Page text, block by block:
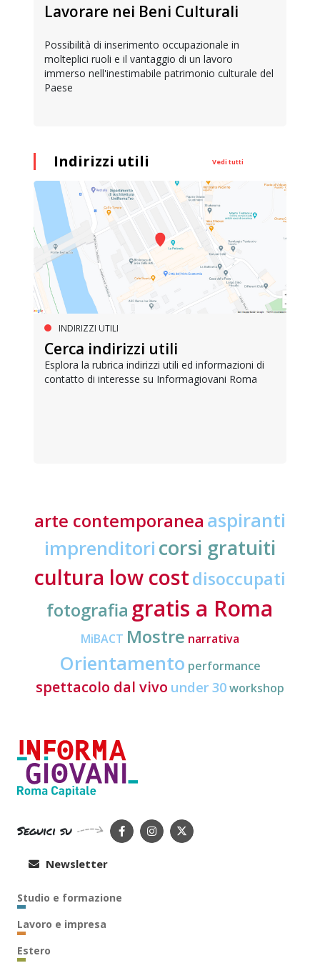
Lavorare nei Beni Culturali
Possibilità di inserimento occupazionale in
molteplici ruoli e il vantaggio di un lavoro
immerso nell'inestimabile patrimonio culturale del
Paese
Indirizzi utili Vedi tutti
INDIRIZZI UTILI
Cerca indirizzi utili
Esplora la rubrica indirizzi utili ed informazioni di
contatto di interesse su Informagiovani Roma
arte contemporanea aspiranti
imprenditori corsi gratuiti
cultura low costdisoccupati
fotografia gratis a Roma
MiBACT Mostre narrativa
Orientamento performance
spettacolo dal vivo under 30workshop
Seguici su
Newsletter
Studio e formazione
Lavoro e impresa
Estero